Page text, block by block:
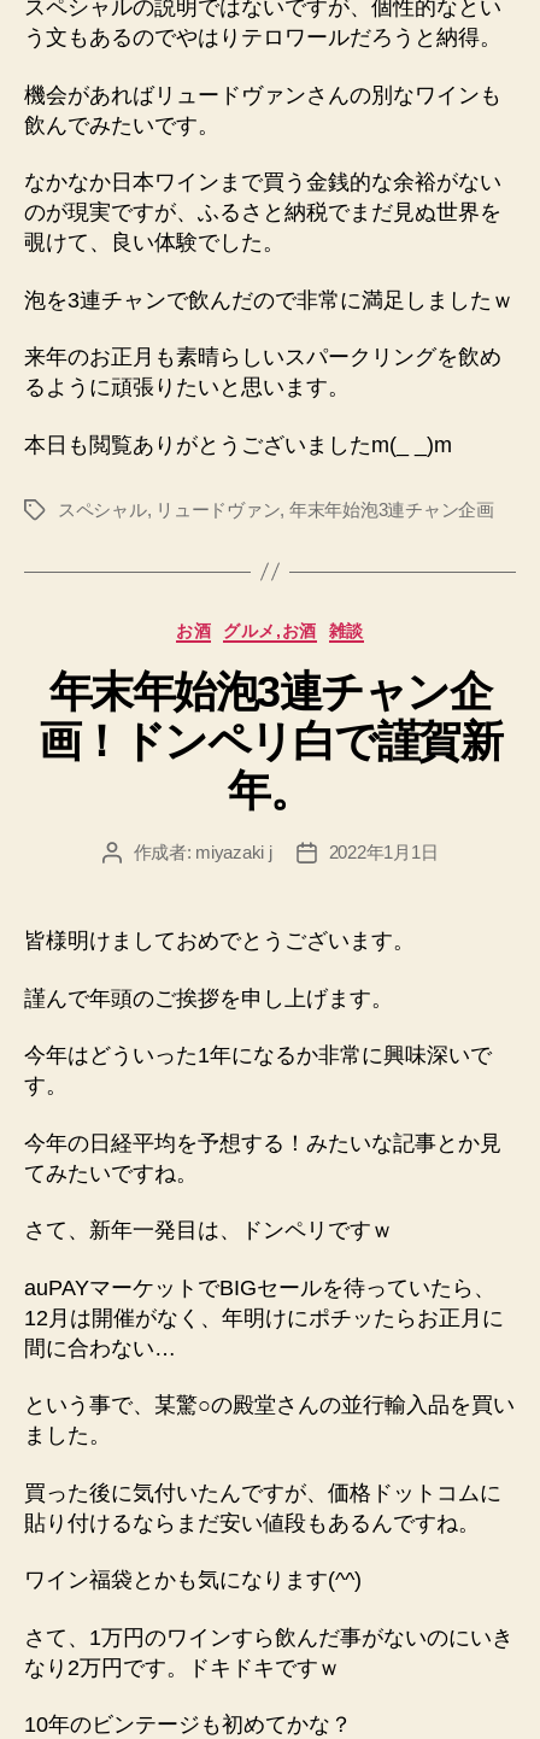
スペシャルの説明ではないですが、個性的なとい
う文もあるのでやはりテロワールだろうと納得。
機会があればリュードヴァンさんの別なワインも
飲んでみたいです。
なかなか日本ワインまで買う金銭的な余裕がない
のが現実ですが、ふるさと納税でまだ見ぬ世界を
覗けて、良い体験でした。
泡を3連チャンで飲んだので非常に満足しましたｗ
来年のお正月も素晴らしいスパークリングを飲め
るように頑張りたいと思います。
本日も閲覧ありがとうございましたm(_ _)m
タ
スペシャル, リュードヴァン, 年末年始泡3連チャン企画
カ
ゴ
リ
ー
お酒 グルメ,お酒 雑談
年末年始泡3連チャン企
画！ドンペリ白で謹賀新
年。
投 作成者: miyazaki j
投
2022年1月1日
皆様明けましておめでとうございます。
謹んで年頭のご挨拶を申し上げます。
今年はどういった1年になるか非常に興味深いで
す。
今年の日経平均を予想する！みたいな記事とか見
てみたいですね。
さて、新年一発目は、ドンペリですｗ
auPAYマーケットでBIGセールを待っていたら、
12月は開催がなく、年明けにポチッたらお正月に
間に合わない…
という事で、某驚○の殿堂さんの並行輸入品を買い
ました。
買った後に気付いたんですが、価格ドットコムに
貼り付けるならまだ安い値段もあるんですね。
ワイン福袋とかも気になります(^^)
さて、1万円のワインすら飲んだ事がないのにいき
なり2万円です。ドキドキですｗ
10年のビンテージも初めてかな？